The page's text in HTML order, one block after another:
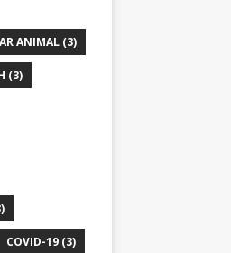
ANIMAL(3)
(3)
COVID-19(3)